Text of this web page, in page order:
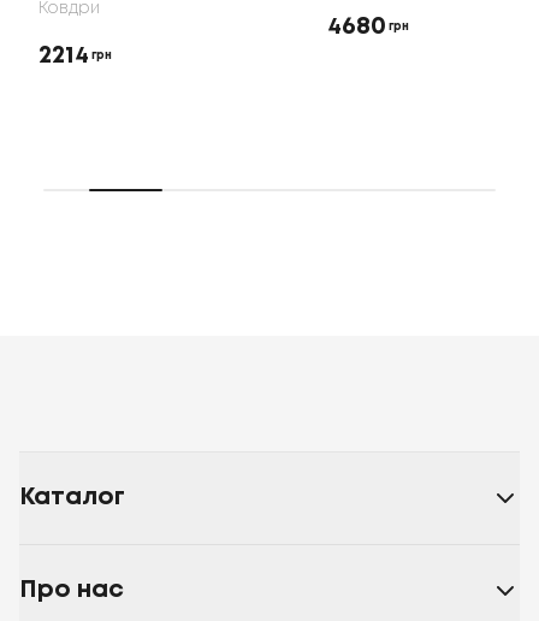
Ковдри
2214 грн
4680 грн
Каталог
Про нас